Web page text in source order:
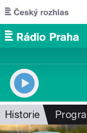
Přejít k hlavnímu obsahu
Historie